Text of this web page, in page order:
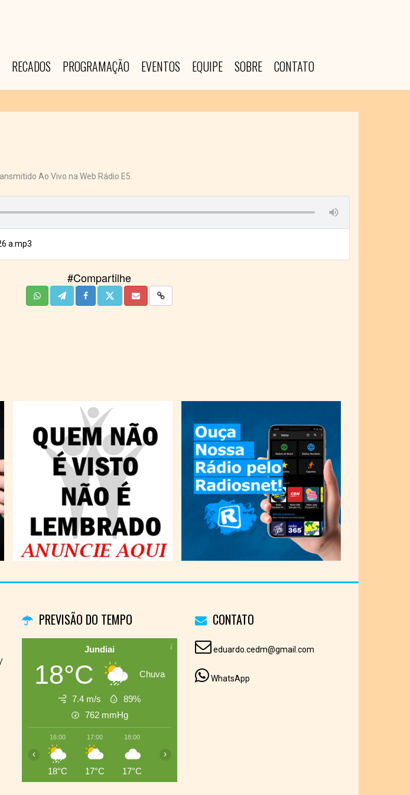
RECADOS PROGRAMAÇÃO EVENTOS EQUIPE SOBRE CONTATO
Ao Vivo na Web Rádio E5.
a.mp3
#Compartilhe
PREVISÃO DO TEMPO
Jundiai
18°C Chuva
7.4 m/s
89%
762 mmHg
16:00
18°C
17:00
17°C
18:00
17°C
‹ ›
CONTATO
eduardo.cedm@gmail.com
WhatsApp